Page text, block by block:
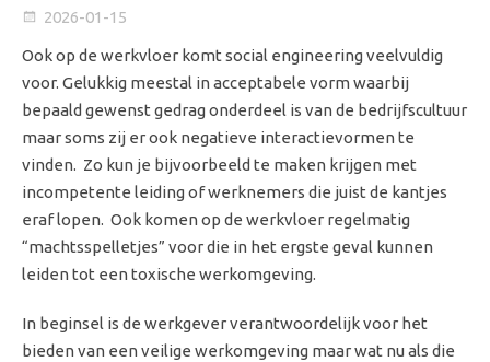
2026-01-15
Ook op de werkvloer komt social engineering veelvuldig
voor. Gelukkig meestal in acceptabele vorm waarbij
bepaald gewenst gedrag onderdeel is van de bedrijfscultuur
maar soms zij er ook negatieve interactievormen te
vinden. Zo kun je bijvoorbeeld te maken krijgen met
incompetente leiding of werknemers die juist de kantjes
eraf lopen. Ook komen op de werkvloer regelmatig
“machtsspelletjes” voor die in het ergste geval kunnen
leiden tot een toxische werkomgeving.
In beginsel is de werkgever verantwoordelijk voor het
bieden van een veilige werkomgeving maar wat nu als die